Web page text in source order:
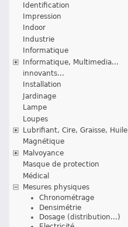
Identification
Impression
Indoor
Industrie
Informatique
Informatique, Multimedia...
innovants...
Installation
Jardinage
Lampe
Loupes
Lubrifiant, Cire, Graisse, Huile
Magnétique
Malvoyance
Masque de protection
Médical
Mesures physiques
Chronométrage
Densimétrie
Dosage (distribution...)